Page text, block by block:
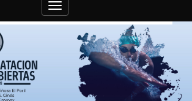
Toggle
navigation